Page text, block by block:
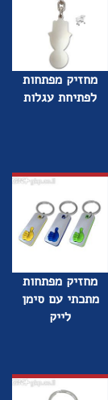
מחזיק מפתחות
לפתיחת עגלות
מחזיק מפתחות
מתכתי עם סימן
לייק